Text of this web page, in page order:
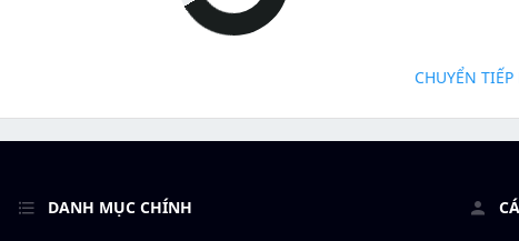
CHUYỂN TIẾP
DANH MỤC CHÍNH